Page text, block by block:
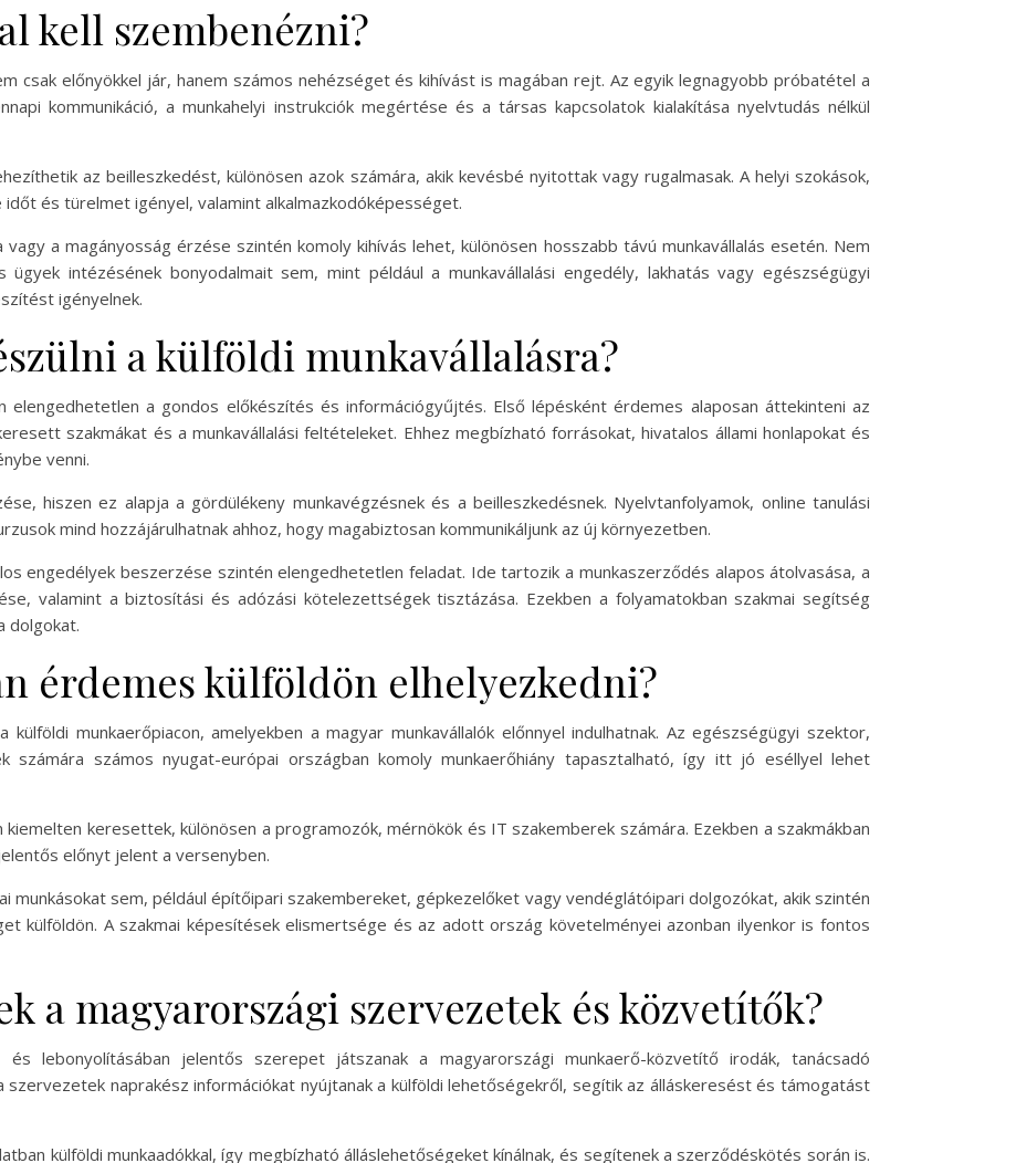
kell szembenézni?
csak előnyökkel jár, hanem számos nehézséget és kihívást is magában rejt. Az egyik legnagyobb próbatétel a
kommunikáció, a munkahelyi instrukciók megértése és a társas kapcsolatok kialakítása nyelvtudás nélkül
az beilleszkedést, különösen azok számára, akik kevésbé nyitottak vagy rugalmasak. A helyi szokások,
és türelmet igényel, valamint alkalmazkodóképességet.
a magányosság érzése szintén komoly kihívás lehet, különösen hosszabb távú munkavállalás esetén. Nem
ügyek intézésének bonyodalmait sem, mint például a munkavállalási engedély, lakhatás vagy egészségügyi
igényelnek.
a külföldi munkavállalásra?
elengedhetetlen a gondos előkészítés és információgyűjtés. Első lépésként érdemes alaposan áttekinteni az
szakmákat és a munkavállalási feltételeket. Ehhez megbízható forrásokat, hivatalos állami honlapokat és
venni.
hiszen ez alapja a gördülékeny munkavégzésnek és a beilleszkedésnek. Nyelvtanfolyamok, online tanulási
mind hozzájárulhatnak ahhoz, hogy magabiztosan kommunikáljunk az új környezetben.
engedélyek beszerzése szintén elengedhetetlen feladat. Ide tartozik a munkaszerződés alapos átolvasása, a
valamint a biztosítási és adózási kötelezettségek tisztázása. Ezekben a folyamatokban szakmai segítség
dolgokat.
érdemes külföldön elhelyezkedni?
munkaerőpiacon, amelyekben a magyar munkavállalók előnnyel indulhatnak. Az egészségügyi szektor,
számára számos nyugat-európai országban komoly munkaerőhiány tapasztalható, így itt jó eséllyel lehet
keresettek, különösen a programozók, mérnökök és IT szakemberek számára. Ezekben a szakmákban
előnyt jelent a versenyben.
munkásokat sem, például építőipari szakembereket, gépkezelőket vagy vendéglátóipari dolgozókat, akik szintén
külföldön. A szakmai képesítések elismertsége és az adott ország követelményei azonban ilyenkor is fontos
a magyarországi szervezetek és közvetítők?
és lebonyolításában jelentős szerepet játszanak a magyarországi munkaerő-közvetítő irodák, tanácsadó
szervezetek naprakész információkat nyújtanak a külföldi lehetőségekről, segítik az álláskeresést és támogatást
külföldi munkaadókkal, így megbízható álláslehetőségeket kínálnak, és segítenek a szerződéskötés során is.